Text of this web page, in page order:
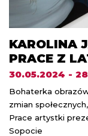
KAROLINA
PRACE Z
30.05.2024 -
Bohaterka
zmian
Prace artystki
Sopocie